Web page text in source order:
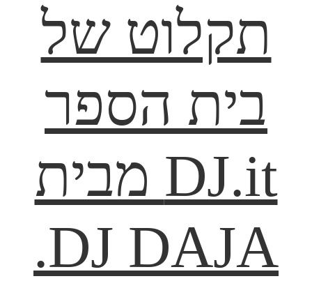
תקלוט של
בית הספר
DJ.it מבית
DJ DAJA.